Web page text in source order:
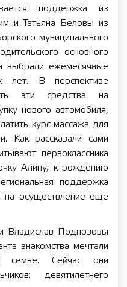
поддержка из
и Татьяна Беловы из
муниципального
основного
выбрали ежемесячные
лет. В перспективе
эти средства на
нового автомобиля,
курс массажа для
Как рассказали сами
первоклассника
Алину, к рождению
поддержка
на осуществление еще
Владислав Поднозовы
знакомства мечтали
Сейчас они
девятилетнего